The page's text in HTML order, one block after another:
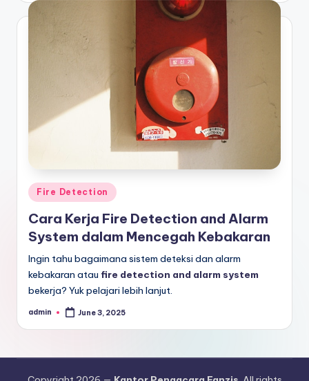
Posted
in
Fire Detection
Cara Kerja Fire Detection and Alarm
System dalam Mencegah Kebakaran
Ingin tahu bagaimana sistem deteksi dan alarm
kebakaran atau fire detection and alarm system
bekerja? Yuk pelajari lebih lanjut.
Posted
admin June 3, 2025